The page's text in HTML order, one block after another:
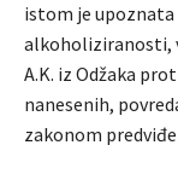
istom je upoznata
alkoholiziranosti,
A.K. iz Odžaka
nanesenih,
zakonom